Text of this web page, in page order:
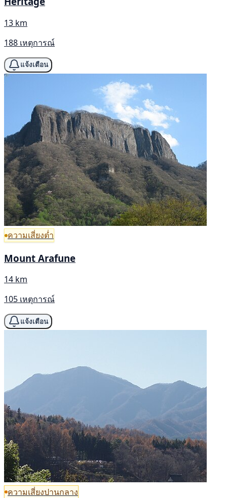
13 km
188 เหตุการณ์
แจ้งเตือน
ความเสี่ยงต่ำ
Mount Arafune
14 km
105 เหตุการณ์
แจ้งเตือน
ความเสี่ยงปานกลาง